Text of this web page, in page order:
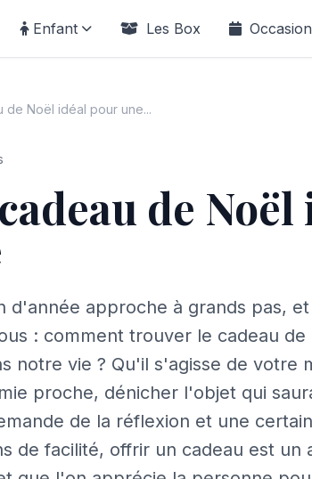
Enfant Les Box
de Noël idéal pour une...
de
d'année approche à grands pas,
: comment trouver le cadeau
notre vie ? Qu'il s'agisse de votre
proche, dénicher l'objet qui
de la réflexion et une
de facilité, offrir un cadeau est un